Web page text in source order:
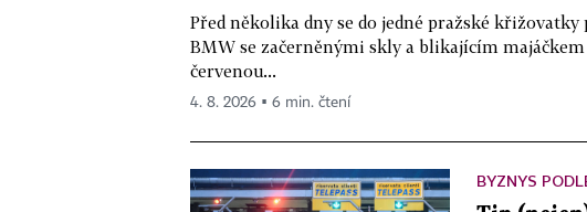
Před několika dny se do jedné pražské
BMW se začerněnými skly a blikajícím majáčkem
červenou...
4. 8. 2026 ▪ 6 min. čtení
BYZNYS